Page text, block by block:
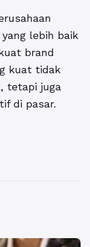
lebih baik
brand
kuat tidak
tetapi juga
di pasar.